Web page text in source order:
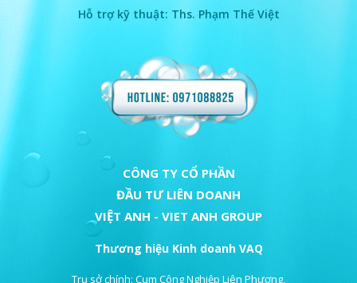
Hỗ trợ kỹ thuật: Ths. Phạm Thế Việt
CÔNG TY CỔ PHẦN
ĐẦU TƯ LIÊN DOANH
VIỆT ANH - VIET ANH GROUP
Thương hiệu Kinh doanh VAQ
Trụ sở chính: Cụm Công Nghiệp Liên Phương,